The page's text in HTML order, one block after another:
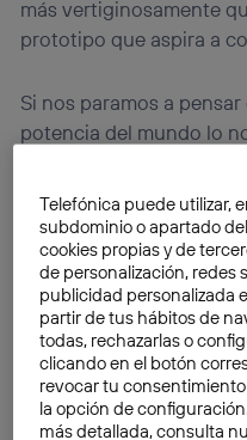
más vertiginosamente
prototipo que aspira a
Si nos paramos a
potencia del mundo lo
explosión, que consuma
En realidad podría ser
croata ha construido
de 0 a 100 kilómetros
marca que sólo
mundo. La peculiaridad
automóvil es que su
es capaz de rivalizar
punteros.
Telefónica puede utilizar,
subdominio o apartado
cookies propias y de
de personalización, redes
publicidad personalizada
partir de tus hábitos de
todas, rechazarlas o
clicando en el botón
revocar tu
la opción de
más detallada, consulta